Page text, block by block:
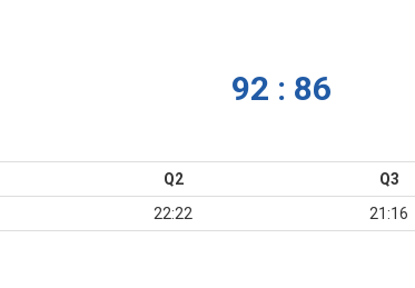
92 : 86
Q2 Q3
22:22 21:16